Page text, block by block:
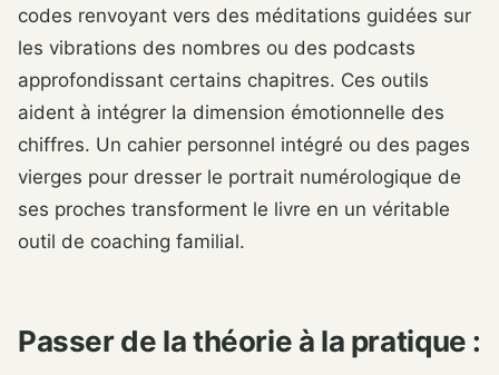
codes renvoyant vers des méditations guidées sur
les vibrations des nombres ou des podcasts
approfondissant certains chapitres. Ces outils
aident à intégrer la dimension émotionnelle des
chiffres. Un cahier personnel intégré ou des pages
vierges pour dresser le portrait numérologique de
ses proches transforment le livre en un véritable
outil de coaching familial.
Passer de la théorie à la pratique :